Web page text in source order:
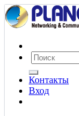
Контакты
Вход